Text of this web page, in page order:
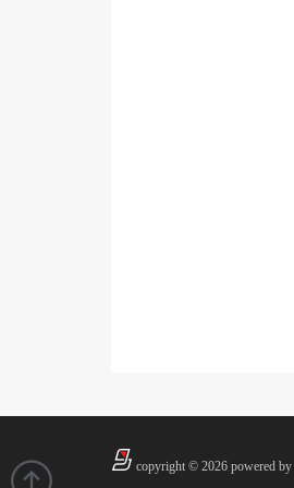
copyright © 2026 powered by